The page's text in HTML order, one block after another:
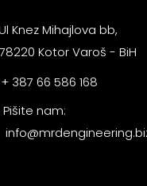
Knez Mihajlova bb,
78220 Kotor Varoš - BiH
+ 387 66 586 168
Pišite nam: